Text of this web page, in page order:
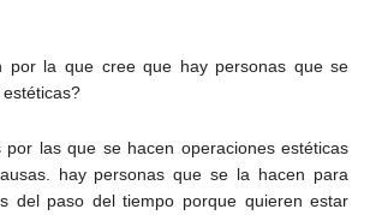
por la que cree que hay personas que se
por las que se hacen operaciones estéticas
hay personas que se la hacen para
del paso del tiempo porque quieren estar